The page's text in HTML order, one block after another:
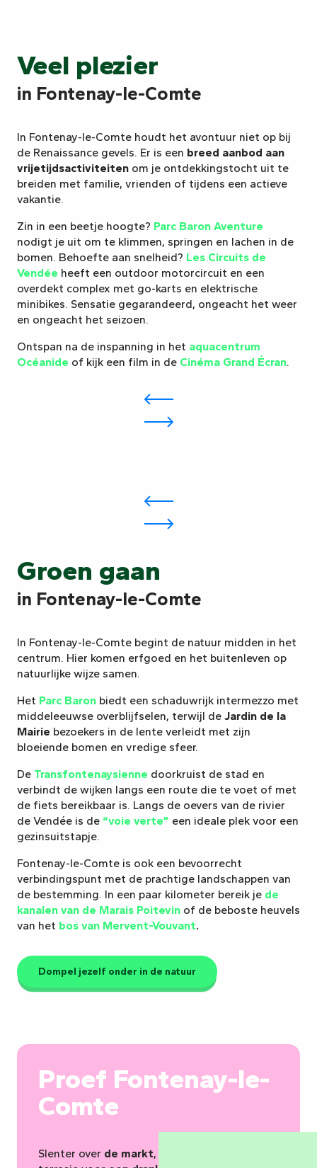
Veel plezier
in Fontenay-le-Comte
In Fontenay-le-Comte houdt het avontuur niet op bij
de Renaissance gevels. Er is een breed aanbod aan
vrijetijdsactiviteiten om je ontdekkingstocht uit te
breiden met familie, vrienden of tijdens een actieve
vakantie.
Zin in een beetje hoogte? Parc Baron Aventure
nodigt je uit om te klimmen, springen en lachen in de
bomen. Behoefte aan snelheid? Les Circuits de
Vendée heeft een outdoor motorcircuit en een
overdekt complex met go-karts en elektrische
minibikes. Sensatie gegarandeerd, ongeacht het weer
en ongeacht het seizoen.
Ontspan na de inspanning in het aquacentrum
Océanide of kijk een film in de Cinéma Grand Écran.
Groen gaan
in Fontenay-le-Comte
In Fontenay-le-Comte begint de natuur midden in het
centrum. Hier komen erfgoed en het buitenleven op
natuurlijke wijze samen.
Het Parc Baron biedt een schaduwrijk intermezzo met
middeleeuwse overblijfselen, terwijl de Jardin de la
Mairie bezoekers in de lente verleidt met zijn
bloeiende bomen en vredige sfeer.
De Transfontenaysienne doorkruist de stad en
verbindt de wijken langs een route die te voet of met
de fiets bereikbaar is. Langs de oevers van de rivier
de Vendée is de “voie verte” een ideale plek voor een
gezinsuitstapje.
Fontenay-le-Comte is ook een bevoorrecht
verbindingspunt met de prachtige landschappen van
de bestemming. In een paar kilometer bereik je de
kanalen van de Marais Poitevin of de beboste heuvels
van het bos van Mervent-Vouvant.
Dompel jezelf onder in de natuur
Proef Fontenay-le-
Comte
Slenter over de markt, neem plaats op een